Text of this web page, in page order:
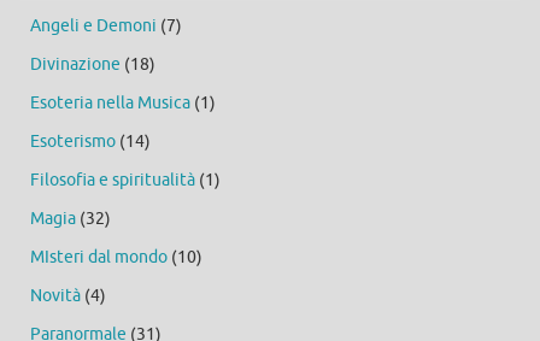
Angeli e Demoni (7)
Divinazione (18)
Esoteria nella Musica (1)
Esoterismo (14)
Filosofia e spiritualità (1)
Magia (32)
MIsteri dal mondo (10)
Novità (4)
Paranormale (31)